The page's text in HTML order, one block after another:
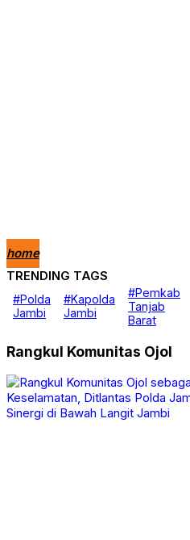
home
Berita
Daerah
Peristiwa
Opini
Pemerintahan
Video
TRENDING TAGS
#Polda
Jambi
#Kapolda
Jambi
#Pemkab
Tanjab
Barat
Rangkul Komunitas Ojol